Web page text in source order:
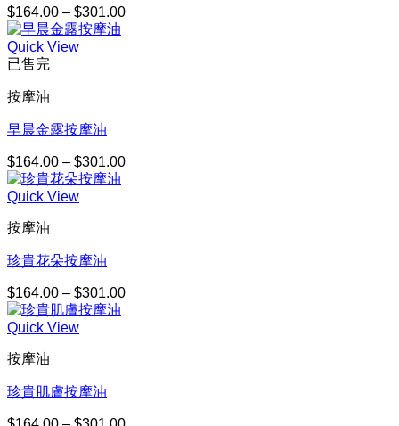
$164.00 – $301.00價
Quick View
已售完
按摩油
早晨金露按摩油
$164.00 – $301.00價
Quick View
按摩油
珍貴花朵按摩油
$164.00 – $301.00價
Quick View
按摩油
珍貴肌膚按摩油